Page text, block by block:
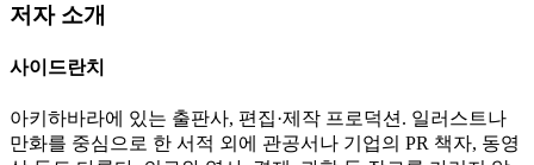
저자 소개
사이드란치
아키하바라에 있는 출판사, 편집·제작 프로덕션. 일러스트나
만화를 중심으로 한 서적 외에 관공서나 기업의 PR 책자, 동영